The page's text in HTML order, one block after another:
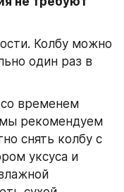
Колбу можно
один раз в
со временем
мы рекомендуем
снять колбу с
уксуса и